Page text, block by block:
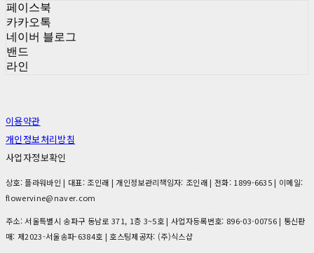
페이스북
카카오톡
네이버 블로그
밴드
라인
이용약관
개인정보처리방침
사업자정보확인
상호: 플라워바인 | 대표: 조인래 | 개인정보관리책임자: 조인래 | 전화: 1899-6635 | 이메일:
flowervine@naver.com
주소: 서울특별시 송파구 동남로 371, 1층 3~5호 | 사업자등록번호: 896-03-00756| 통신판
매: 제2023-서울송파-6384호 | 호스팅제공자: (주)식스샵